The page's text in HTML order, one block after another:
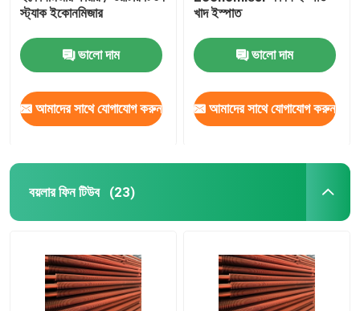
স্ট্যাক ইকোনমিজার
ভালো দাম
আমাদের সাথে যোগাযোগ করুন
খাদ ইস্পাত
ভালো দাম
আমাদের সাথে যোগাযোগ করুন
বয়লার ফিন টিউব (23)